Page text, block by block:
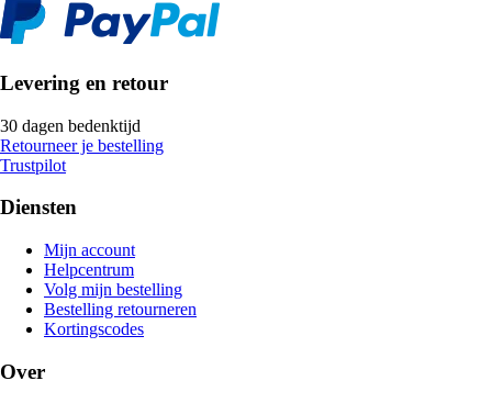
Levering en retour
30 dagen bedenktijd
Retourneer je bestelling
Trustpilot
Diensten
Mijn account
Helpcentrum
Volg mijn bestelling
Bestelling retourneren
Kortingscodes
Over